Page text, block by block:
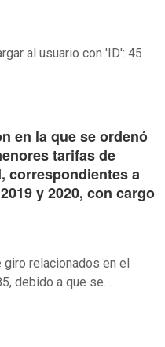
al usuario con 'ID': 45
en la que se ordenó
tarifas de
correspondientes a
y 2020, con cargo
relacionados en el
debido a que se…